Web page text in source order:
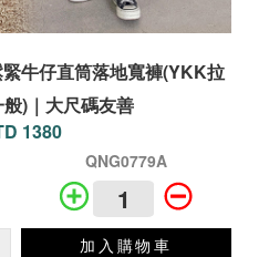
牛仔直筒落地寬褲(YKK拉
)｜大尺碼友善
1380
QNG0779A
加入購物車